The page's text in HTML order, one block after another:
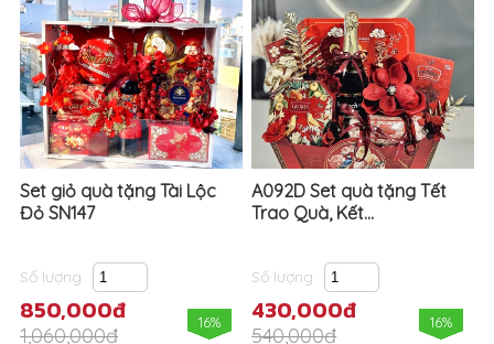
Set giỏ quà tặng Tài Lộc
Đỏ SN147
Số lượng
850,000đ
1,060,000đ
16%
A092D Set quà tặng Tết
Trao Quà, Kết...
Số lượng
430,000đ
540,000đ
16%